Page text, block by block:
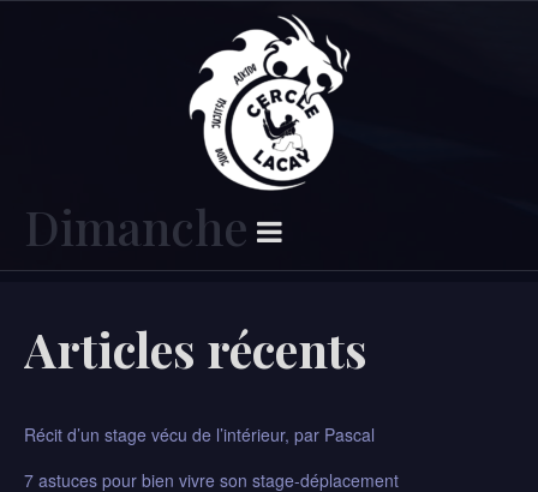
Dimanche
Articles récents
Récit d’un stage vécu de l’intérieur, par Pascal​
7 astuces pour bien vivre son stage-déplacement